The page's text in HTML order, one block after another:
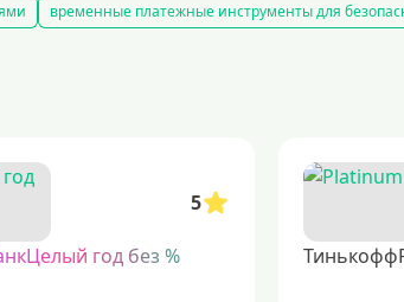
временные платежные инструменты для
продукт без посещения отделения. такой
кредитные карты с возвратом части
позволяет совершать покупки, оплачивать
5
год без %